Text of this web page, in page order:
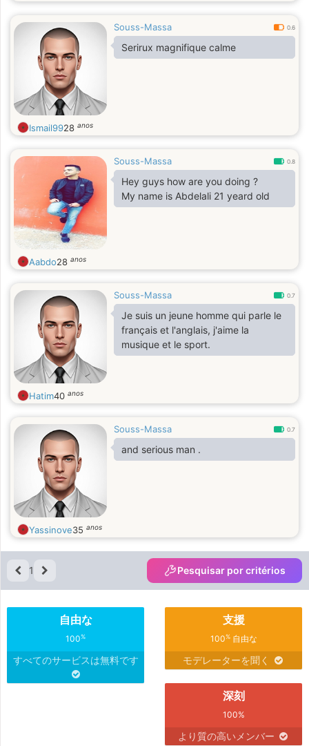
Souss-Massa 0.6
Serirux magnifique calme
Ismail9928 anos
Souss-Massa 0.8
Hey guys how are you doing ?
My name is Abdelali 21 yeard old
Aabdo28 anos
Souss-Massa 0.7
Je suis un jeune homme qui parle le
français et l'anglais, j'aime la
musique et le sport.
Hatim40 anos
Souss-Massa 0.7
and serious man .
Yassinove35 anos
1 Pesquisar por critérios
自由な
100%
すべてのサービスは無料です
支援
100%自由な
モデレーターを聞く
深刻
100%
より質の高いメンバー